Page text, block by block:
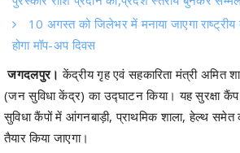
जगदलपुर।केंद्रीय गृह एवं सहकारिता मंत्री अमित
(जन सुविधा केंद्र) का उद्घाटन किया। यह सुरक्षा
तैयार किया जाएगा।